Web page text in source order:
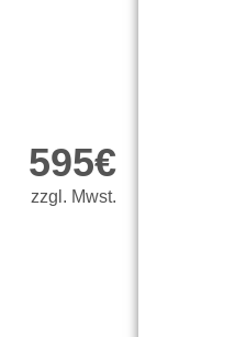
595€
zzgl. Mwst.